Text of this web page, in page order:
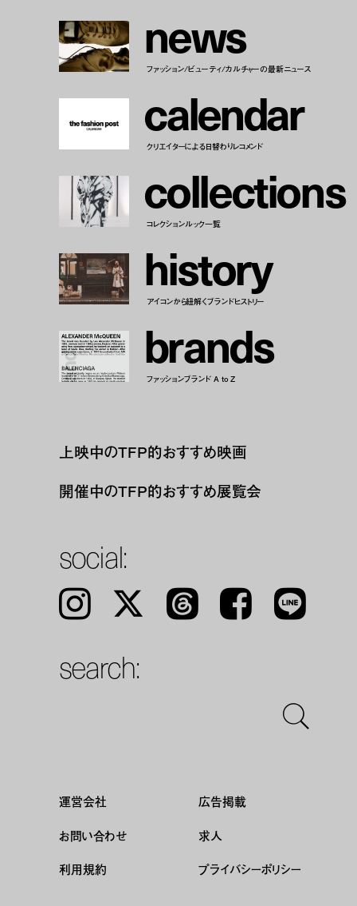
news
ファッション/ビューティ/カルチャーの最新ニュース
calendar
クリエイターによる日替わりレコメンド
collections
コレクションルック一覧
history
アイコンから紐解くブランドヒストリー
brands
ファッションブランド A to Z
上映中のTFP的おすすめ映画
開催中のTFP的おすすめ展覧会
social:
Instagram 𝕏 Threads Facebook LINE
search:
運営会社
広告掲載
お問い合わせ
求人
利用規約
プライバシーポリシー